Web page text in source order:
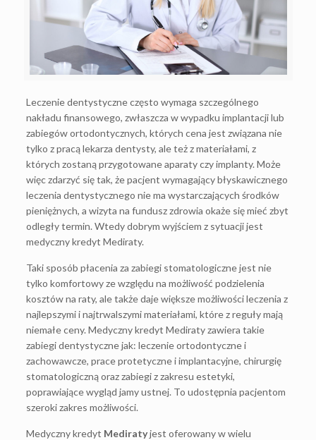
Leczenie dentystyczne często wymaga szczególnego
nakładu finansowego, zwłaszcza w wypadku implantacji lub
zabiegów ortodontycznych, których cena jest związana nie
tylko z pracą lekarza dentysty, ale też z materiałami, z
których zostaną przygotowane aparaty czy implanty. Może
więc zdarzyć się tak, że pacjent wymagający błyskawicznego
leczenia dentystycznego nie ma wystarczających środków
pieniężnych, a wizyta na fundusz zdrowia okaże się mieć zbyt
odległy termin. Wtedy dobrym wyjściem z sytuacji jest
medyczny kredyt Mediraty.
Taki sposób płacenia za zabiegi stomatologiczne jest nie
tylko komfortowy ze względu na możliwość podzielenia
kosztów na raty, ale także daje większe możliwości leczenia z
najlepszymi i najtrwalszymi materiałami, które z reguły mają
niemałe ceny. Medyczny kredyt Mediraty zawiera takie
zabiegi dentystyczne jak: leczenie ortodontyczne i
zachowawcze, prace protetyczne i implantacyjne, chirurgię
stomatologiczną oraz zabiegi z zakresu estetyki,
poprawiające wygląd jamy ustnej. To udostępnia pacjentom
szeroki zakres możliwości.
Medyczny kredyt Mediratyjest oferowany w wielu